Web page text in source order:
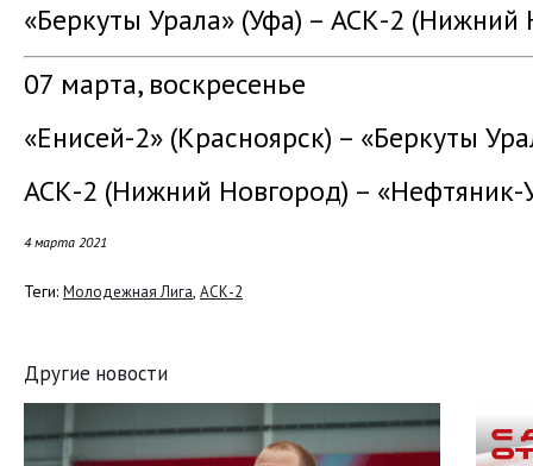
«Беркуты Урала» (Уфа) – АСК-2 (Нижний
07 марта, воскресенье
«Енисей-2» (Красноярск) – «Беркуты
АСК-2 (Нижний Новгород) – «Нефтяник-
4 марта 2021
Теги: Молодежная Лига, АСК-2
Другие новости